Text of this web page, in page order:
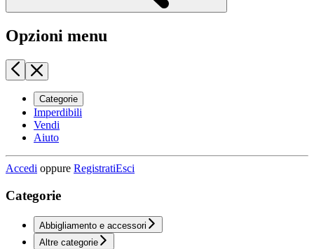
Opzioni menu
Categorie
Imperdibili
Vendi
Aiuto
Accedi oppure RegistratiEsci
Categorie
Abbigliamento e accessori
Altre categorie